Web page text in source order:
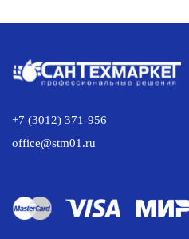
+7 (3012) 371-956
office@stm01.ru